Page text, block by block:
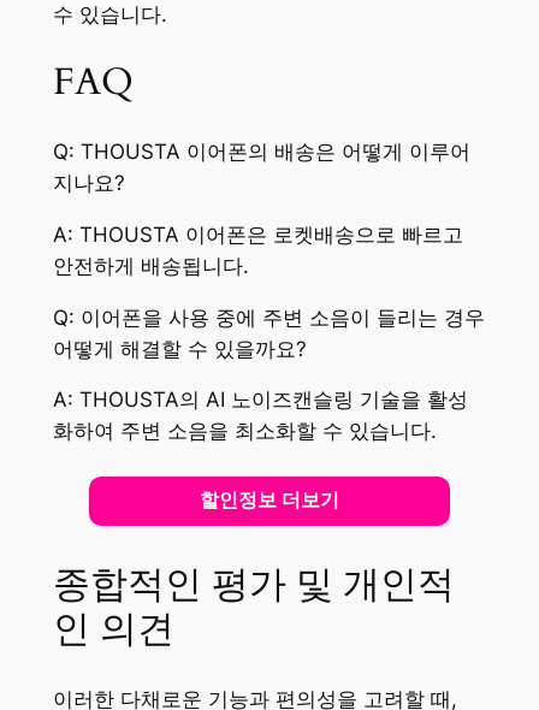
수 있습니다.
FAQ
Q: THOUSTA 이어폰의 배송은 어떻게 이루어
지나요?
A: THOUSTA 이어폰은 로켓배송으로 빠르고
안전하게 배송됩니다.
Q: 이어폰을 사용 중에 주변 소음이 들리는 경우
어떻게 해결할 수 있을까요?
A: THOUSTA의 AI 노이즈캔슬링 기술을 활성
화하여 주변 소음을 최소화할 수 있습니다.
할인정보 더보기
종합적인 평가 및 개인적
인 의견
이러한 다채로운 기능과 편의성을 고려할 때,